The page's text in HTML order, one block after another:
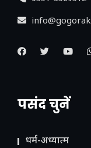
पसंद चुनें
धर्म-अध्यात्म